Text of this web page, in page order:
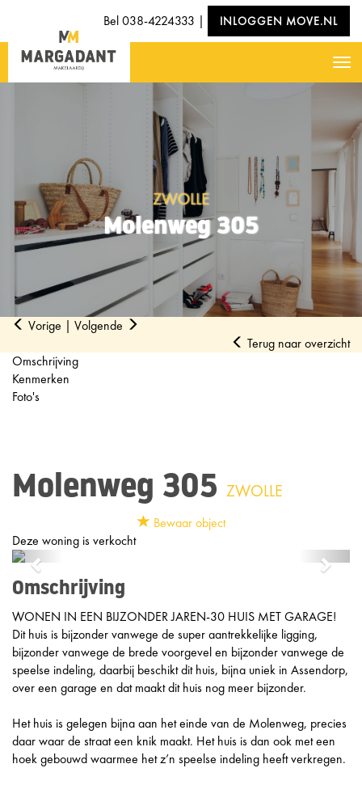
Bel038-4224333 | INLOGGEN MOVE.NL
Molenweg 305
ZWOLLE
Vorige | Volgende
Terug naar overzicht
Omschrijving
Kenmerken
Foto's
Molenweg 305 ZWOLLE
Bewaar object
Deze woning is verkocht
Previous Next
Omschrijving
WONEN IN EEN BIJZONDER JAREN-30 HUIS MET GARAGE!
Dit huis is bijzonder vanwege de super aantrekkelijke ligging,
bijzonder vanwege de brede voorgevel en bijzonder vanwege de
speelse indeling, daarbij beschikt dit huis, bijna uniek in Assendorp,
over een garage en dat maakt dit huis nog meer bijzonder.
Het huis is gelegen bijna aan het einde van de Molenweg, precies
daar waar de straat een knik maakt. Het huis is dan ook met een
hoek gebouwd waarmee het z’n speelse indeling heeft verkregen.